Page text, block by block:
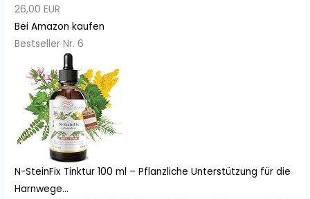
26,00 EUR
Bei Amazon kaufen
Bestseller Nr. 6
N-SteinFix Tinktur 100 ml – Pflanzliche Unterstützung für die
Harnwege...